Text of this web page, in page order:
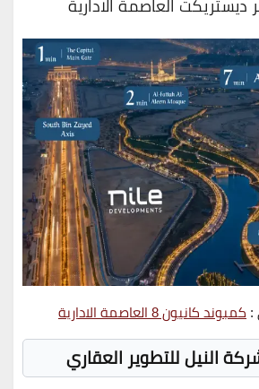
العاصمة الادارية
:كمبوند كانيون 8 العاصمة الادارية
النيل للتطوير العقاري